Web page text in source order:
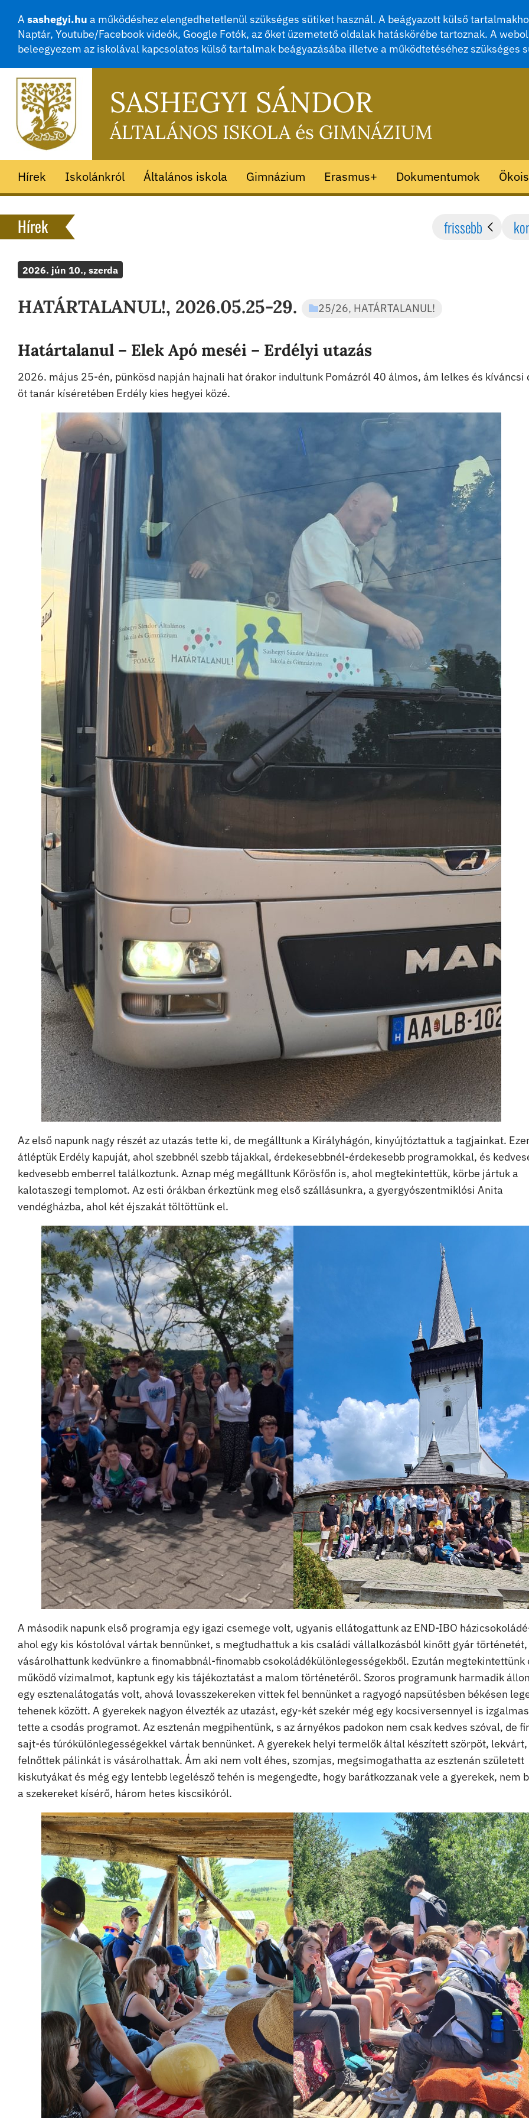
A sashegyi.hu a működéshez elengedhetetlenül szükséges sütiket használ. A beágyazott külső
Naptár, Youtube/Facebook videók, Google Fotók, az őket üzemetető oldalak hatáskörébe tartoznak. A
beleegyezem az iskolával kapcsolatos külső tartalmak beágyazásába illetve a működtetéséhez szükséges
SASHEGYI SÁNDOR
ÁLTALÁNOS ISKOLA és GIMNÁZIUM
Hírek Iskolánkról Általános iskola Gimnázium Erasmus+ Dokumentumok
Hírek frissebb
2026. jún 10., szerda
HATÁRTALANUL!, 2026.05.25-29. 25/26, HATÁRTALANUL!
Határtalanul – Elek Apó meséi – Erdélyi utazás
2026. május 25-én, pünkösd napján hajnali hat órakor indultunk Pomázról 40 álmos, ám lelkes és kíváncsi
öt tanár kíséretében Erdély kies hegyei közé.
Az első napunk nagy részét az utazás tette ki, de megálltunk a Királyhágón, kinyújtóztattuk a tagjainkat.
átléptük Erdély kapuját, ahol szebbnél szebb tájakkal, érdekesebbnél-érdekesebb programokkal, és
kedvesebb emberrel találkoztunk. Aznap még megálltunk Kőrösfőn is, ahol megtekintettük, körbe jártuk a
kalotaszegi templomot. Az esti órákban érkeztünk meg első szállásunkra, a gyergyószentmiklósi Anita
vendégházba, ahol két éjszakát töltöttünk el.
A második napunk első programja egy igazi csemege volt, ugyanis ellátogattunk az END-IBO
ahol egy kis kóstolóval vártak bennünket, s megtudhattuk a kis családi vállalkozásból kinőtt gyár történetét,
vásárolhattunk kedvünkre a finomabbnál-finomabb csokoládékülönlegességekből. Ezután megtekintettünk
működő vízimalmot, kaptunk egy kis tájékoztatást a malom történetéről. Szoros programunk harmadik
egy esztenalátogatás volt, ahová lovasszekereken vittek fel bennünket a ragyogó napsütésben békésen
tehenek között. A gyerekek nagyon élvezték az utazást, egy-két szekér még egy kocsiversennyel is
tette a csodás programot. Az esztenán megpihentünk, s az árnyékos padokon nem csak kedves szóval, de
sajt-és túrókülönlegességekkel vártak bennünket. A gyerekek helyi termelők által készített szörpöt, lekvárt,
felnőttek pálinkát is vásárolhattak. Ám aki nem volt éhes, szomjas, megsimogathatta az esztenán született
kiskutyákat és még egy lentebb legelésző tehén is megengedte, hogy barátkozzanak vele a gyerekek, nem
a szekereket kísérő, három hetes kiscsikóról.